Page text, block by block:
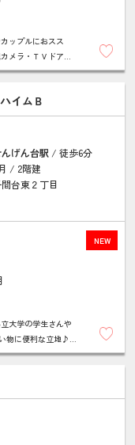
ップルにおスス
メラ・ＴＶドアホ
豊かにする設備も充
イムＢ
げん台駅 / 徒歩6分
/ 2階建
台東２丁目
NEW
大学の学生さんや
物に便利な立地♪
住宅センターまで★